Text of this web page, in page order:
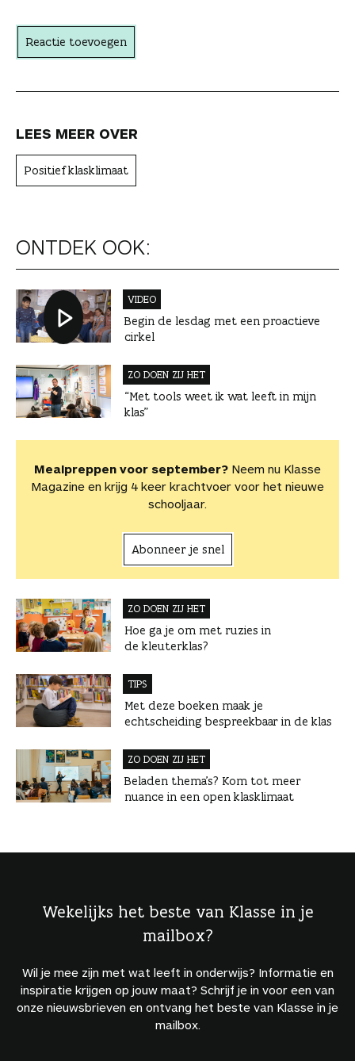
t
e
Reactie toevoegen
LEES MEER OVER
Positief klasklimaat
ONTDEK OOK:
VIDEO
Begin de lesdag met een proactieve
cirkel
ZO DOEN ZIJ HET
“Met tools weet ik wat leeft in mijn
klas”
Mealpreppen voor september? Neem nu Klasse
Magazine en krijg 4 keer krachtvoer voor het nieuwe
schooljaar.
Abonneer je snel
ZO DOEN ZIJ HET
Hoe ga je om met ruzies in
de kleuterklas?
TIPS
Met deze boeken maak je
echtscheiding bespreekbaar in de klas
ZO DOEN ZIJ HET
Beladen thema’s? Kom tot meer
nuance in een open klasklimaat
Wekelijks het beste van Klasse in je
mailbox?
Wil je mee zijn met wat leeft in onderwijs? Informatie en
inspiratie krijgen op jouw maat? Schrijf je in voor een van
onze nieuwsbrieven en ontvang het beste van Klasse in je
mailbox.